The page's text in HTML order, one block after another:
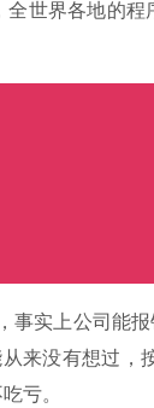
世界各地的
事实上公司能
来没有想过
亏。